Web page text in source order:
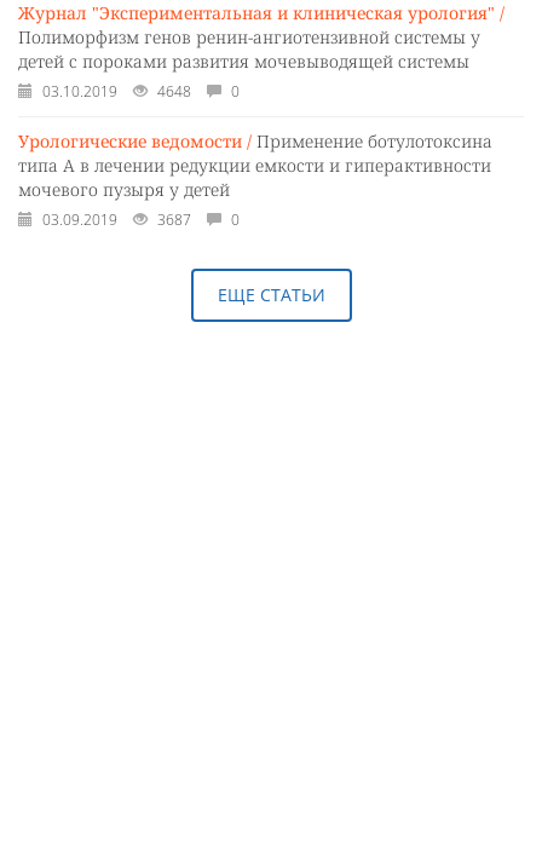
Журнал "Экспериментальная и клиническая урология" /
Полиморфизм генов ренин-ангиотензивной системы у
детей с пороками развития мочевыводящей системы
03.10.2019 4648 0
Урологические ведомости / Применение ботулотоксина
типа А в лечении редукции емкости и гиперактивности
мочевого пузыря у детей
03.09.2019 3687 0
ЕЩЕ СТАТЬИ